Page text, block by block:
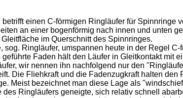
betrifft einen C-förmigen Ringläufer für
an einer bogenförmig nach innen und unten
im Querschnitt des Spinnringes.
sog. Ringläufer, umspannen heute in der Regel
Faden hält den Läufer in Gleitkontakt mit
wir nennen ihn nachfolgend nur den
Die Fliehkraft und die Fadenzugkraft halten
Meist bezeichnet man diese Lage als
des Ringläufers geneigte, sich relativ schnell